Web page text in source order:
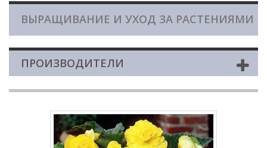
ВЫРАЩИВАНИЕ И УХОД ЗА РАСТЕНИЯМИ
ПРОИЗВОДИТЕЛИ